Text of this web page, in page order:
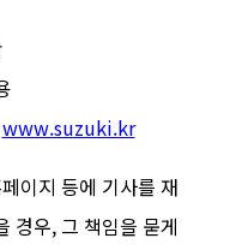
www.suzuki.kr
이지 등에 기사를 재
경우, 그 책임을 묻게